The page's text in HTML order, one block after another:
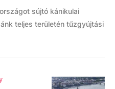
sújtó kánikulai
teljes területén tűzgyújtási